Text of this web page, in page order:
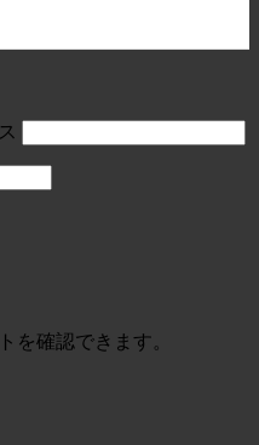
を確認できます。